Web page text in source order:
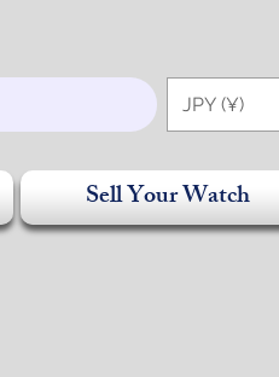
JPY (¥)
Sell Your Watch